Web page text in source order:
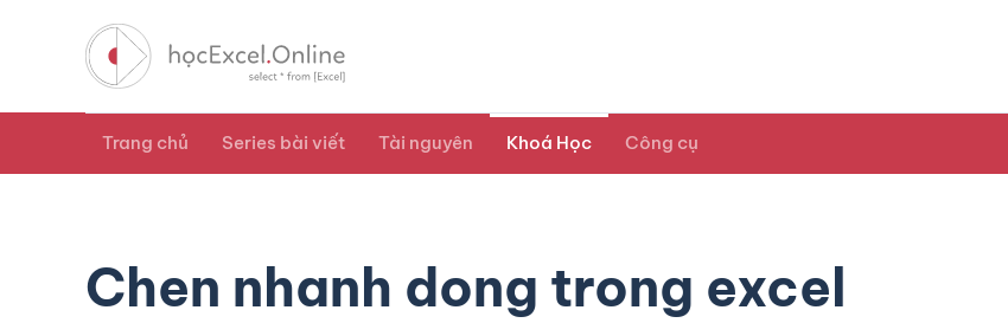
Trang chủ Series bài viết Tài nguyên Khoá Học Công cụ
Chen nhanh dong trong excel